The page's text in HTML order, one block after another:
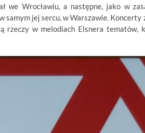
we Wrocławiu, a następne, jako w
jej sercu, w Warszawie. Koncerty
rzeczy w melodiach Elsnera tematów,